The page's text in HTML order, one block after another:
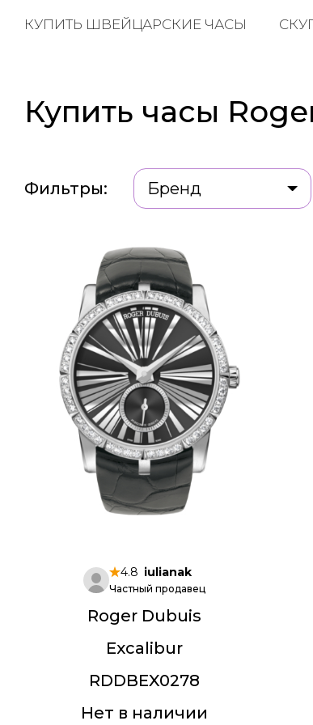
КУПИТЬ ШВЕЙЦАРСКИЕ ЧАСЫ
Купить часы
Фильтры: Бренд
4.8 iulianak
Частный продавец
Roger Dubuis
Excalibur
RDDBEX0278
Нет в наличии